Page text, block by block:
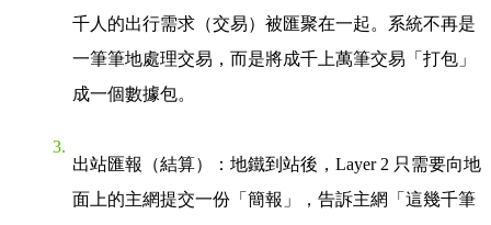
千人的出行需求（交易）被匯聚在一起。系統不再是
一筆筆地處理交易，而是將成千上萬筆交易「打包」
成一個數據包。
出站匯報（結算）
：地鐵到站後，Layer 2 只需要向地
面上的主網提交一份「簡報」，告訴主網「這幾千筆